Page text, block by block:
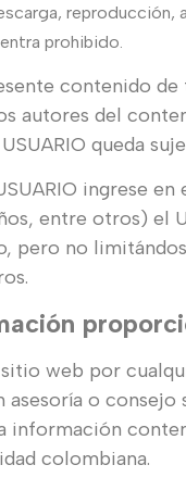
prohibido.
contenido
autores del
queda
ingrese
entre otros) el
pero no
web por
o consejo
información
colombiana.